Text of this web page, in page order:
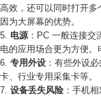
高效，还可以同时打开
因为大屏幕的优势。
电源：PC 一般连接交
电的应用场合更为方便。
专用外设 ：有些外设
卡、行业专用采集卡等。
设备丢失风险 ：手机